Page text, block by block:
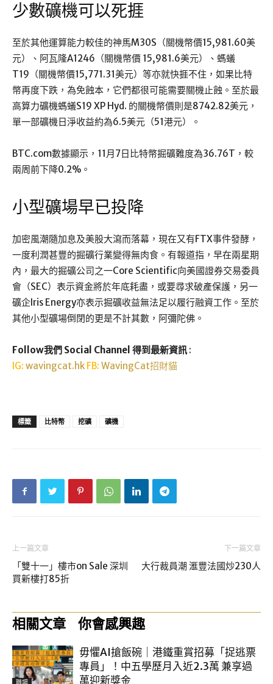
少數礦機可以死捱
至於其他運算能力較佳的神馬M30S（關機幣價15,981.60美
元）、阿瓦隆A1246（關機幣價 15,981.6美元）、螞蟻
T19（關機幣價15,771.31美元）等亦就快捱不住，如果比特
幣再度下跌，為免蝕本，它們都很可能需要關機止蝕。至於最
高算力礦機螞蟻S19 XP Hyd. 的關機幣價則是8742.82美元，
單一部礦機日淨收益約為6.5美元（51港元）。
BTC.com數據顯示，11月7日比特幣掘礦難度為36.76T，較
兩周前下降0.2%。
小型礦場早已投降
加密風潮隨加息及美股大瀉而落幕，現在又有FTX事件發酵，
一度利潤甚豐的掘礦行業變得無肉食。有報道指，早在兩星期
內，最大的掘礦公司之一Core Scientific向美國證券交易委員
會（SEC）表示資金將於年底耗盡，或要尋求破產保護，另一
礦企Iris Energy亦表示掘礦收益無法足以履行融資工作。至於
其他小型礦場倒閉的更是不計其數，阿彌陀佛。
Follow我們 Social Channel 得到最新資訊 :
IG: wavingcat.hk FB: WavingCat招財貓
標籤 比特幣 挖礦 礦機
上一篇文章
「雙十一」樓市on Sale 深圳
買新樓打85折
下一篇文章
大行裁員潮 滙豐法國炒230人
相關文章 你會感興趣
毋懼AI搶飯碗｜港鐵重賞招募「捉逃票
專員」！中五學歷月入近2.3萬 兼享過
萬迎新獎金